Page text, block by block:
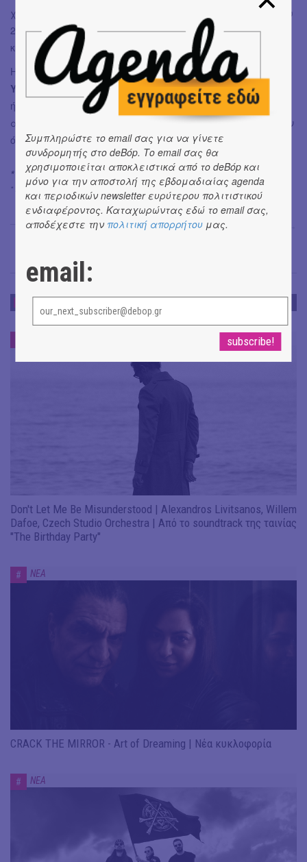
χρονιά ολοκλήρωσαν νέο υλικό για κυκλοφορία εντός του
2026, ενώ ανακοινώθηκε η συνολική επανέκδοση του
καταλόγου τους με εκτενές αρχειακό υλικό.
Η εμφάνισή των In Trance 95 στο Onassis Channel στο
YouTubeείναι μια σπάνια ευκαιρία να ξαναζήσουμε τον
ήχο τους όπως γεννήθηκε: ζωντανός και ωμός, αλλά με
ανεπαίσθητες μετατοπίσεις και εντάσεις που προκύπτουν
όταν αρχειακό υλικό επανενεργοποιείται στο παρόν.
* Περισσότερες πληροφορίεςΕΔΩ.
* Photo credits: Πηνελόπη Γερασίμου
Μαρία Σπανουδάκη
Don't Let Me Be Misunderstood | Alexandros Livitsanos, Willem
Dafoe, Czech Studio Orchestra | Από το soundtrack της ταινίας
"The Birthday Party"
# ΝΕΑ
CRACK THE MIRROR - Art of Dreaming | Νέα κυκλοφορία
# ΝΕΑ
Συμπληρώστε το email σας για να γίνετε
συνδρομητής στο deBόp. Το email σας θα
χρησιμοποιείται αποκλειστικά από το deBόp και
μόνο για την αποστολή της εβδομαδιαίας agenda
και περιοδικών newsletter ευρύτερου πολιτιστικού
ενδιαφέροντος. Καταχωρώντας εδώ το email σας,
αποδέχεστε την πολιτική απορρήτου μας.
email: